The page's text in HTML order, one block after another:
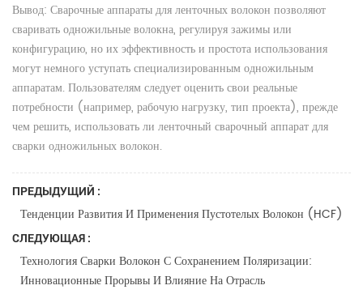
Вывод: Сварочные аппараты для ленточных волокон позволяют
сваривать одножильные волокна, регулируя зажимы или
конфигурацию, но их эффективность и простота использования
могут немного уступать специализированным одножильным
аппаратам. Пользователям следует оценить свои реальные
потребности (например, рабочую нагрузку, тип проекта), прежде
чем решить, использовать ли ленточный сварочный аппарат для
сварки одножильных волокон.
ПРЕДЫДУЩИЙ :
Тенденции Развития И Применения Пустотелых Волокон (HCF)
СЛЕДУЮЩАЯ :
Технология Сварки Волокон С Сохранением Поляризации:
Инновационные Прорывы И Влияние На Отрасль